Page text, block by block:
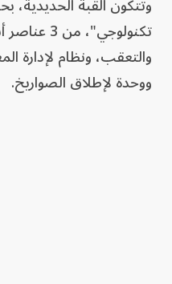
والتعقب، ونظام لإدارة
ووحدة لإطلاق الصواريخ.